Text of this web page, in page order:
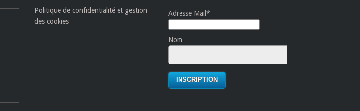
Politique de confidentialité et gestion
des cookies
Adresse Mail*
Nom